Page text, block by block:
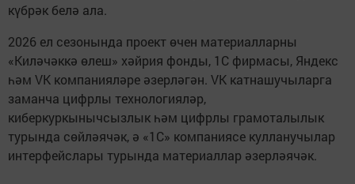
күбрәк белә ала.
2026 ел сезонында проект өчен материалларны
«Киләчәккә өлеш» хәйрия фонды, 1С фирмасы, Яндекс
һәм VK компанияләре әзерләгән. VK катнашучыларга
заманча цифрлы технологияләр,
киберкуркынычсызлык һәм цифрлы грамоталылык
турында сөйләячәк, ә «1С» компаниясе кулланучылар
интерфейслары турында материаллар әзерләячәк.